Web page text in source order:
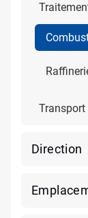
Transport
Direction